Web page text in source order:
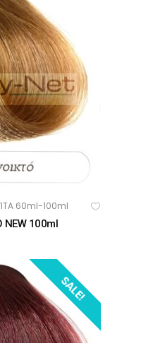
60ml-100ml
100ml
SALE!